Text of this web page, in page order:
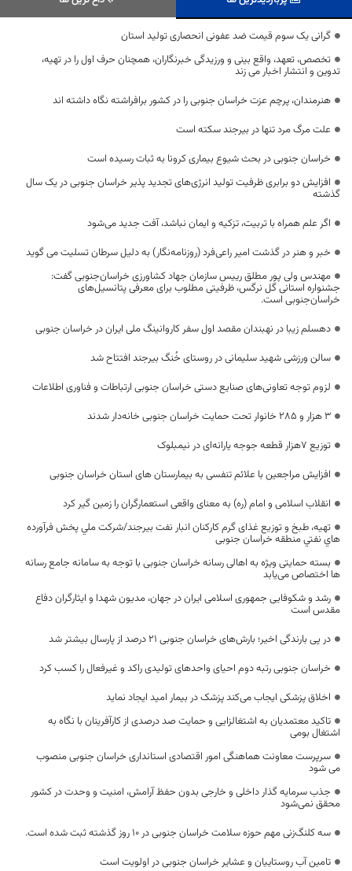
گرانی یک سوم قیمت ضد عفونی انحصاری تولید استان
تخصص، تعهد، واقع بینی و ورزیدگی خبرنگاران، همچنان حرف اول را در تهیه،
تدوین و انتشار اخبار می زند
هنرمندان، پرچم عزت خراسان جنوبی را در کشور برافراشته نگاه داشته اند
علت مرگ مرد تنها در بیرجند سکته است
خراسان جنوبی در بحث شیوع بیماری کرونا به ثبات رسیده است
افزایش دو برابری ظرفیت تولید انرژی‌های تجدید پذیر خراسان جنوبی در یک سال
گذشته
اگر علم همراه با تربیت، تزکیه و ایمان نباشد، آفت جدید می‌شود
خبر و هنر در گذشت امیر راعی‌فرد (روزنامه‌نگار) به دلیل سرطان تسلیت می گوید
مهندس ولی پور مطلق رییس سازمان جهاد کشاورزی خراسان‌جنوبی گفت:
جشنواره استانی گل نرگس، ظرفیتی مطلوب برای معرفی پتانسیل‌های
خراسان‌جنوبی است.
دهسلم زیبا در نهبندان مقصد اول سفر کاروانینگ ملی ایران در خراسان جنوبی
سالن ورزشی شهید سلیمانی در روستای خُنگ بیرجند افتتاح شد
لزوم توجه تعاونی‌های صنایع دستی خراسان جنوبی ارتباطات و فناوری اطلاعات
۳ هزار و ۲۸۵ خانوار تحت حمایت خراسان جنوبی خانه‌دار شدند
توزیع ۷هزار قطعه جوجه یارانه‌ای در نیمبلوک
افزایش مراجعین با علائم تنفسی به بیمارستان های استان خراسان جنوبی
انقلاب اسلامی و امام (ره) به معنای واقعی استعمارگران را زمین گیر کرد
تهیه، طبخ و توزیع غذای گرم کارکنان انبار نفت بیرجند/شركت ملي پخش فرآورده
هاي نفتي منطقه خراسان جنوبی
بسته حمایتی ویژه به اهالی رسانه خراسان جنوبی با توجه به سامانه جامع رسانه
ها اختصاص می‌یابد
رشد و شکوفایی جمهوری اسلامی ایران در جهان، مدیون شهدا و ایثارگران دفاع
مقدس است
در پی بارندگی اخیر؛ بارش‌های خراسان جنوبی ۲۱ درصد از پارسال بیشتر شد
خراسان جنوبی رتبه دوم احیای واحدهای تولیدی راکد و غیرفعال را کسب کرد
اخلاق پزشکی ایجاب می‌کند پزشک در بیمار امید ایجاد نماید
تاکید معتمدیان به اشتغالزایی و حمایت صد درصدی از کارآفرینان با نگاه به
اشتغال بومی
سرپرست معاونت هماهنگی امور اقتصادی استانداری خراسان جنوبی منصوب
می شود
جذب سرمایه گذار داخلی و خارجی بدون حفظ آرامش، امنیت و وحدت در کشور
محقق نمی‌شود
سه کلنگ‌زنی مهم حوزه سلامت خراسان جنوبی در ۱۰ روز گذشته ثبت شده است.
تامین آب روستاییان و عشایر خراسان جنوبی در اولویت است